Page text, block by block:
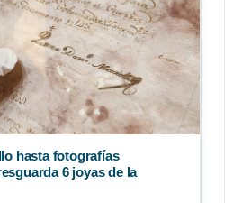
hasta fotografías
6 joyas de la